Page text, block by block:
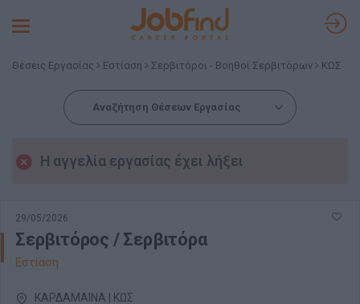
Toggle
Θέσεις Εργασίας Εστίαση Σερβιτόροι - Βοηθοί Σερβιτόρων ΚΩΣ
Αναζήτηση Θέσεων Εργασίας
Η αγγελία εργασίας έχει λήξει
29/05/2026
Σερβιτόρος / Σερβιτόρα
Εστίαση
ΚΑΡΔΑΜΑΙΝΑ | ΚΩΣ